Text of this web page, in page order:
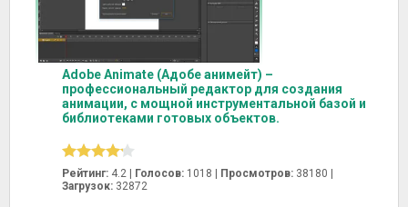
Adobe Animate (Адобе анимейт) –
профессиональный редактор для создания
анимации, с мощной инструментальной базой и
библиотеками готовых объектов.
Рейтинг: 4.2 | Голосов: 1018 Просмотров: 38180 |
Загрузок: 32872